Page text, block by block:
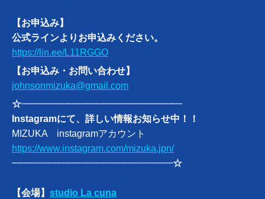
【お申込み】
公式ラインよりお申込みください。
https://lin.ee/L11RGGO
【お申込み・お問い合わせ】
johnsonmizuka@gmail.com
☆┈┈┈┈┈┈┈┈┈┈┈┈┈┈┈┈┈
Instagramにて、詳しい情報お知らせ中！！
MIZUKA instagramアカウント
https://www.instagram.com/mizuka.jpn/
┈┈┈┈┈┈┈┈┈┈┈┈┈┈┈┈┈☆
【会場】 studio La cuna